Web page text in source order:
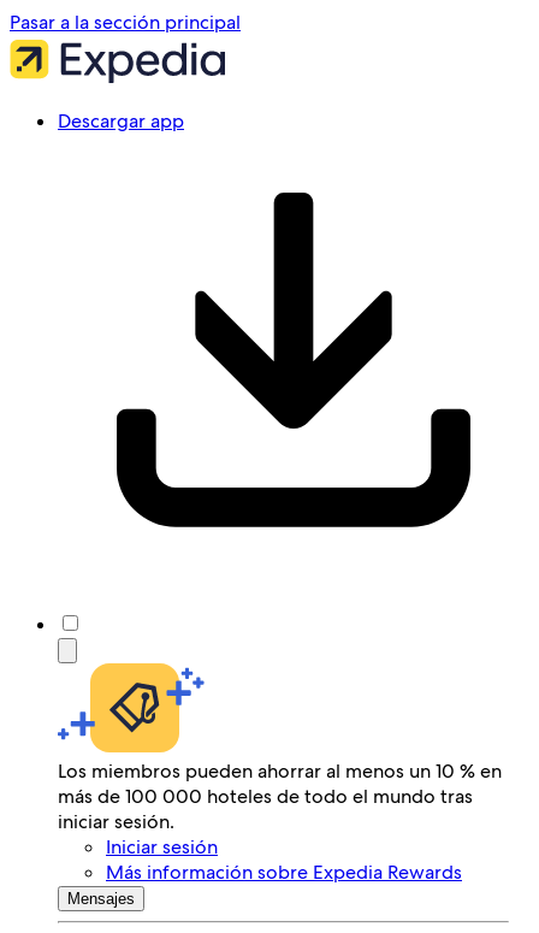
Pasar a la sección principal
Descargar app
Los miembros pueden ahorrar al menos un 10 % en
más de 100 000 hoteles de todo el mundo tras
iniciar sesión.
Iniciar sesión
Más información sobre Expedia Rewards
Mensajes